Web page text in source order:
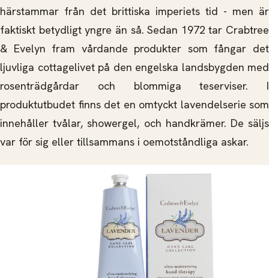
härstammar från det brittiska imperiets tid - men är
faktiskt betydligt yngre än så. Sedan 1972 tar Crabtree
& Evelyn fram vårdande produkter som fångar det
ljuvliga cottagelivet på den engelska landsbygden med
rosenträdgårdar och blommiga teserviser. I
produktutbudet finns det en omtyckt lavendelserie som
innehåller tvålar, showergel, och handkrämer. De säljs
var för sig eller tillsammans i oemotståndliga askar.